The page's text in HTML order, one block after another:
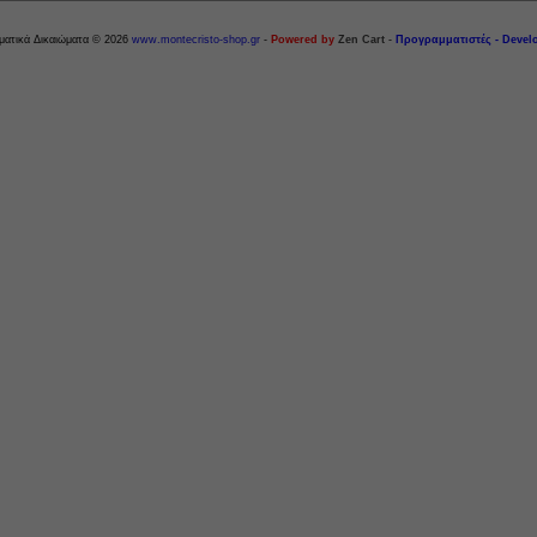
Δικαιώματα © 2026 www.montecristo-shop.gr - Powered by Zen Cart - Προγραμματιστές -